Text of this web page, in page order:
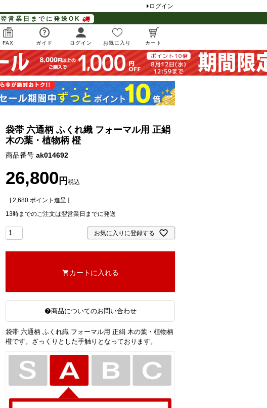
ログイン
翌営業日までに発送OK
FAX ガイド ログイン お気に入り カート
袋帯 六通柄 ふくれ織 フォーマル用 正絹
木の葉・植物柄 橙
商品番号 ak014692
26,800 税込
[ 2,680 ポイント進呈 ]
13時までのご注文は翌営業日までに発送
お気に入りに登録する
カートに入れる
商品についてのお問い合わせ
袋帯 六通柄 ふくれ織 フォーマル用 正絹 木の葉・植物柄
橙です。ざっくりとした手触りとなっております。